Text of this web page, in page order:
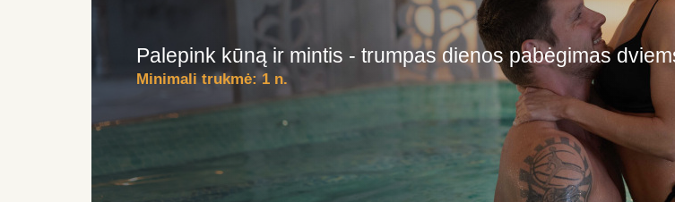
Palepink kūną ir mintis - trumpas dienos pabėgimas
Minimali trukmė: 1 n.